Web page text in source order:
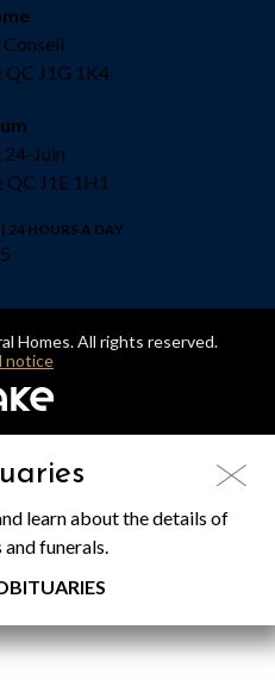
Conseil
QC J1G 1K4
24-Juin
J1E 1H1
24 HOURS A DAY
Homes. All rights reserved.
notice
learn about the details of
funerals.